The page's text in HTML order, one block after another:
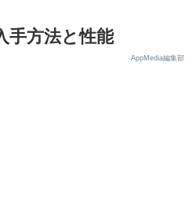
手方法と性能
AppMedia編集部